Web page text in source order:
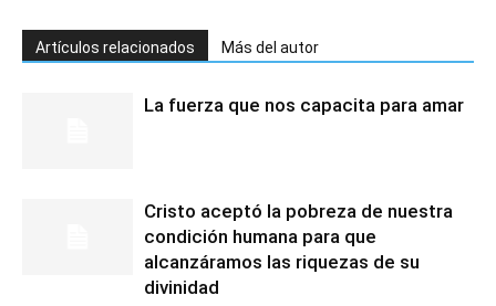
Artículos relacionados Más del autor
La fuerza que nos capacita para amar
Cristo aceptó la pobreza de nuestra
condición humana para que
alcanzáramos las riquezas de su
divinidad